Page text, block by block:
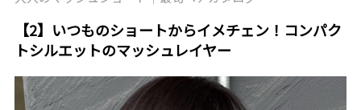
【2】いつものショートからイメチェン！コンパク
トシルエットのマッシュレイヤー